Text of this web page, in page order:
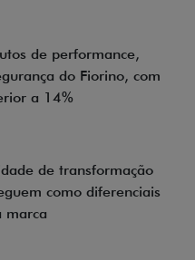
de performance,
do Fiorino, com
a 14%
de transformação
como diferenciais
marca